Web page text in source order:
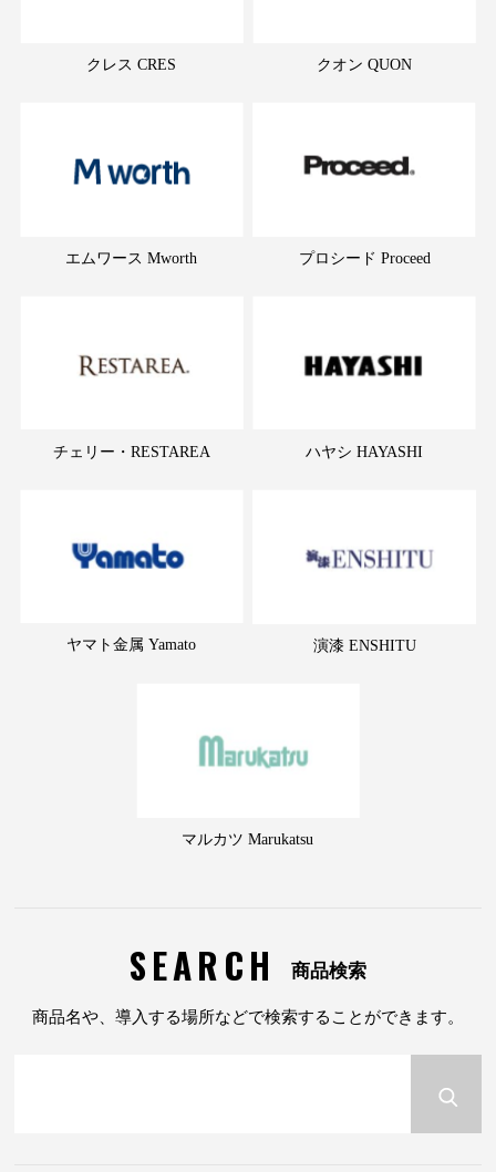
クレス CRES クオン QUON
エムワース Mworth プロシード Proceed
チェリー・RESTAREA ハヤシ HAYASHI
ヤマト金属 Yamato 演漆 ENSHITU
マルカツ Marukatsu
SEARCH 商品検索
商品名や、導入する場所などで検索することができます。